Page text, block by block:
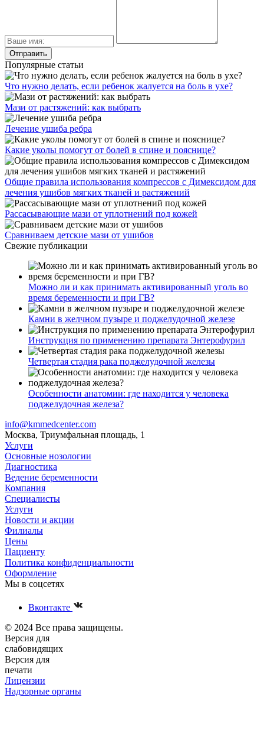
Популярные статьи
Что нужно делать, если ребенок жалуется на боль в ухе?
Мази от растяжений: как выбрать
Лечение ушиба ребра
Какие уколы помогут от болей в спине и пояснице?
Общие правила использования компрессов с Димексидом для
лечения ушибов мягких тканей и растяжений
Рассасывающие мази от уплотнений под кожей
Сравниваем детские мази от ушибов
Свежие публикации
Можно ли и как принимать активированный уголь во
время беременности и при ГВ?
Камни в желчном пузыре и поджелудочной железе
Инструкция по применению препарата Энтерофурил
Четвертая стадия рака поджелудочной железы
Особенности анатомии: где находится у человека
поджелудочная железа?
info@kmmedcenter.com
Москва, Триумфальная площадь, 1
Услуги
Основные нозологии
Диагностика
Ведение беременности
Компания
Специалисты
Услуги
Новости и акции
Филиалы
Цены
Пациенту
Политика конфиденциальности
Оформление
Мы в соцсетях
Вконтакте
© 2024 Все права защищены.
Версия для
слабовидящих
Версия для
печати
Лицензии
Надзорные органы